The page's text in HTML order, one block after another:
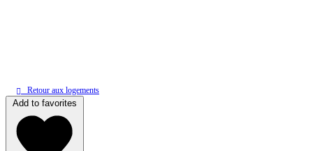
Retour aux logements
Add to favorites